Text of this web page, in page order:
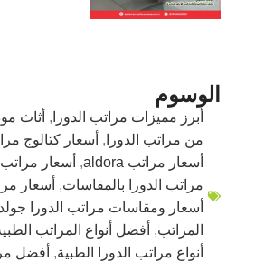
الوسوم
أبرز مميزات مراتب الدورا , أثاث
من مراتب الدورا , أسعار كتالوج
أسعار مراتب aldora
, أسعار مراتب
مراتب الدورا بالمقاسات, أسعار
أسعار ومقاسات مراتب الدورا
المراتب, أفضل أنواع المراتب
أنواع مراتب الدورا الطبية, أفضل